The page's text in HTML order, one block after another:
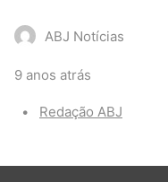
ABJ Notícias
9 anos atrás
Categories:
Redação ABJ